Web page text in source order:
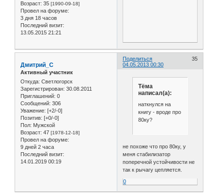
Возраст: 35 [1990-09-18]
Провел на форуме:
3 дня 18 часов
Последний визит:
13.05.2015 21:21
Поделиться
35
04.05.2013 00:30
Дмитрий_С
Активный участник
Откуда: Светлогорск
Зарегистрирован: 30.08.2011
Приглашений: 0
Сообщений: 306
Уважение: [+2/-0]
Позитив: [+0/-0]
Пол: Мужской
Возраст: 47 [1978-12-18]
Провел на форуме:
9 дней 2 часа
Последний визит:
14.01.2019 00:19
Тёма
написал(а):
наткнулся на
книгу - вроде про
80ку?
не похоже что про 80ку, у
меня стабилизатор
поперечной устойчивости не
так к рычагу цепляется.
0